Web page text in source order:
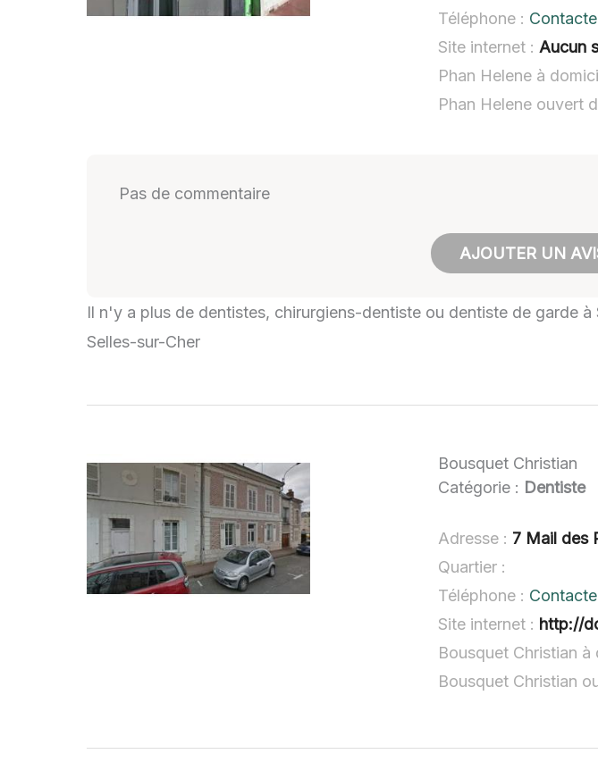
Téléphone :
Site internet : Aucun
Phan Helene à
Phan Helene ouvert
Pas de commentaire
AJOUTER UN
Il n'y a plus de dentistes, chirurgiens-dentiste ou dentiste de garde
Selles-sur-Cher
Bousquet Christian
Catégorie : Dentiste
Adresse : 7 Mail des
Quartier :
Téléphone :
Site internet : http://
Bousquet Christian à
Bousquet Christian